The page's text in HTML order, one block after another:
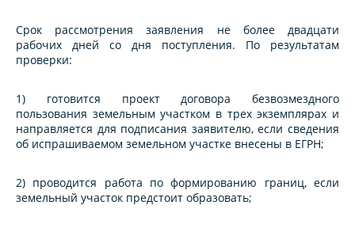
Срок рассмотрения заявления не более двадцати
рабочих дней со дня поступления. По результатам
проверки:
1) готовится проект договора безвозмездного
пользования земельным участком в трех экземплярах и
направляется для подписания заявителю, если сведения
об испрашиваемом земельном участке внесены в ЕГРН;
2) проводится работа по формированию границ, если
земельный участок предстоит образовать;